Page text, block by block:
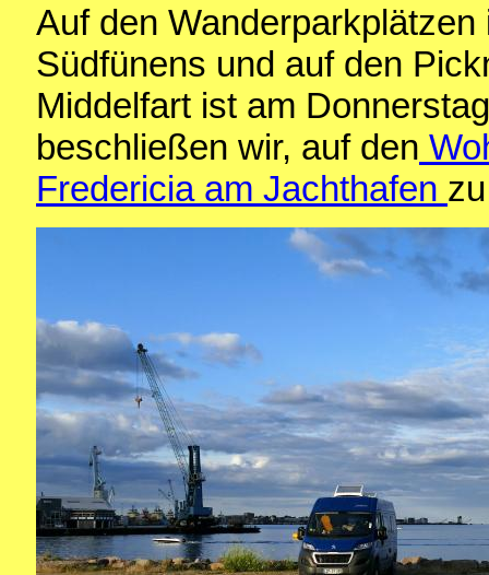
Auf den
Südfünens und auf den
Middelfart ist am
beschließen wir, auf den
Fredericia am Jachthafen